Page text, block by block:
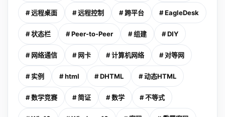
# 远程桌面 # 远程控制 # 跨平台 # EagleDesk
# 状态栏 # Peer-to-Peer # 组建 # DIY
# 网络通信 # 网卡 # 计算机网络 # 对等网
# 实例 # html # DHTML # 动态HTML
# 数学竞赛 # 简证 # 数学 # 不等式